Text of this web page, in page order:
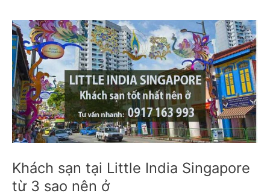
Vũng
Tàu
–
Châu
Âu
thu
nhỏ
Khách sạn tại Little India Singapore
từ 3 sao nên ở